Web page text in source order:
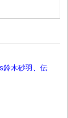
鈴木砂羽、伝